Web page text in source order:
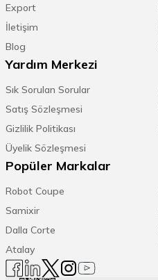
Export
İletişim
Blog
Yardım Merkezi
Sık Sorulan Sorular
Satış Sözleşmesi
Gizlilik Politikası
Üyelik Sözleşmesi
Popüler Markalar
Robot Coupe
Samixir
Dalla Corte
Atalay